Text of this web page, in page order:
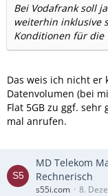
Bei Vodafrank soll
weiterhin inklusive
Konditionen für die
Das weis ich nicht er
Datenvolumen (bei
Flat 5GB zu ggf.
mal anrufen.
MD Telekom
Rechnerisch
s55i.com 8.